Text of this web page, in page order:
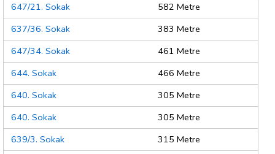
647/21. Sokak
582 Metre
637/36. Sokak
383 Metre
647/34. Sokak
461 Metre
644. Sokak
466 Metre
640. Sokak
305 Metre
640. Sokak
305 Metre
639/3. Sokak
315 Metre